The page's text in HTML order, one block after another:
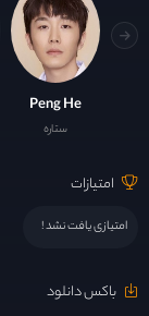
Peng He
ستاره
امتیازات
امتیازی یافت نشد !
باکس دانلود